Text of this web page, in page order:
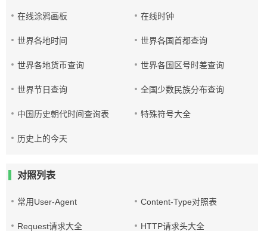
在线涂鸦画板 在线时钟
世界各地时间 世界各国首都查询
世界各地货币查询 世界各国区号时差查询
世界节日查询 全国少数民族分布查询
中国历史朝代时间查询表 特殊符号大全
历史上的今天
对照列表
常用User-Agent Content-Type对照表
Request请求大全 HTTP请求头大全